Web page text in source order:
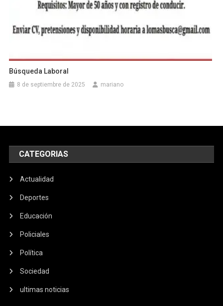
Búsqueda Laboral
8 de septiembre de 2025 mariano
CATEGORIAS
Actualidad
Deportes
Educación
Policiales
Política
Sociedad
ultimas noticias